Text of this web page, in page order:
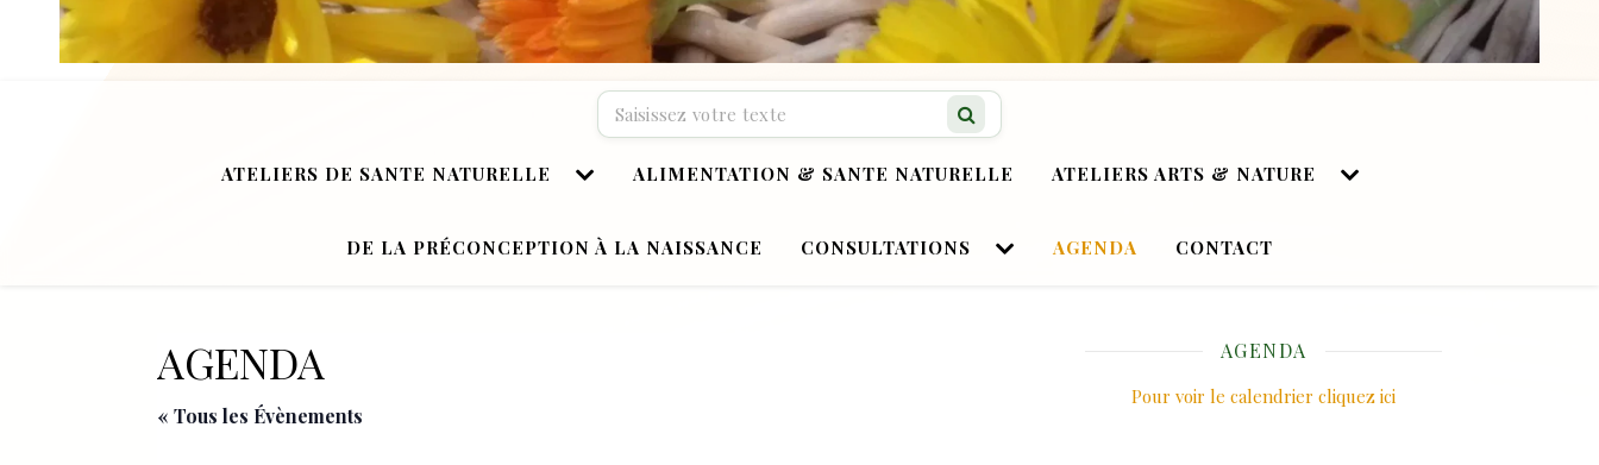
ATELIERS DE SANTE NATURELLE ALIMENTATION & SANTE NATURELLE ATELIERS ARTS & NATURE
DE LA PRÉCONCEPTION À LA NAISSANCE CONSULTATIONS AGENDA CONTACT
Recherche…
AGENDA
« Tous les Évènements
AGENDA
Pour voir le calendrier cliquez ici